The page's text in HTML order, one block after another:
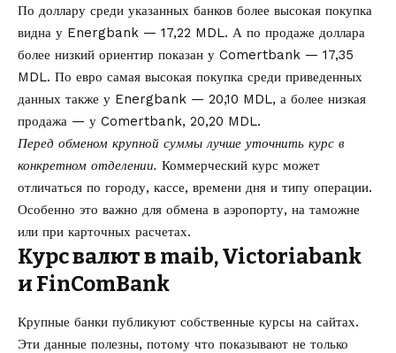
По доллару среди указанных банков более высокая покупка
видна у Energbank — 17,22 MDL. А по продаже доллара
более низкий ориентир показан у Comertbank — 17,35
MDL. По евро самая высокая покупка среди приведенных
данных также у Energbank — 20,10 MDL, а более низкая
продажа — у Comertbank, 20,20 MDL.
Перед обменом крупной суммы лучше уточнить курс в
конкретном отделении. Коммерческий курс может
отличаться по городу, кассе, времени дня и типу операции.
Особенно это важно для обмена в аэропорту, на таможне
или при карточных расчетах.
Курс валют в maib, Victoriabank
и FinComBank
Крупные банки публикуют собственные курсы на сайтах.
Эти данные полезны, потому что показывают не только